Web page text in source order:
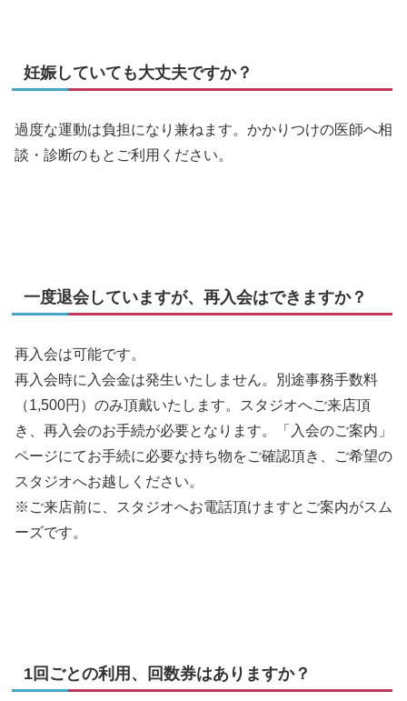
妊娠していても大丈夫ですか？
過度な運動は負担になり兼ねます。かかりつけの医師へ相
談・診断のもとご利用ください。
一度退会していますが、再入会はできますか？
再入会は可能です。
再入会時に入会金は発生いたしません。別途事務手数料
（1,500円）のみ頂戴いたします。スタジオへご来店頂
き、再入会のお手続が必要となります。「入会のご案内」
ページにてお手続に必要な持ち物をご確認頂き、ご希望の
スタジオへお越しください。
※ご来店前に、スタジオへお電話頂けますとご案内がスム
ーズです。
1回ごとの利用、回数券はありますか？